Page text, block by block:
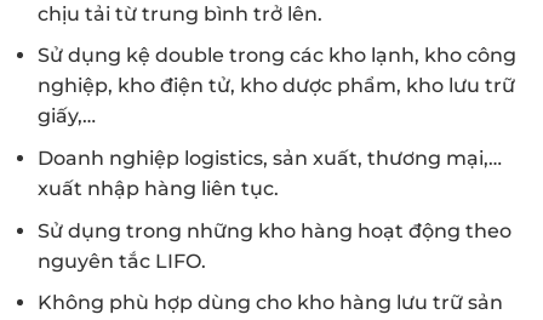
chịu tải từ trung bình trở lên.
Sử dụng kệ double trong các kho lạnh, kho công
nghiệp, kho điện tử, kho dược phẩm, kho lưu trữ
giấy,…
Doanh nghiệp logistics, sản xuất, thương mại,…
xuất nhập hàng liên tục.
Sử dụng trong những kho hàng hoạt động theo
nguyên tắc LIFO.
Không phù hợp dùng cho kho hàng lưu trữ sản